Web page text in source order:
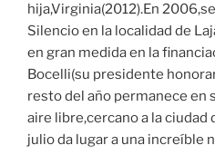
hija,Virginia(2012).En
Silencio en la localidad de
en gran medida en la
Bocelli(su presidente
resto del año permanece en
aire libre,cercano a la
julio da lugar a una increíble